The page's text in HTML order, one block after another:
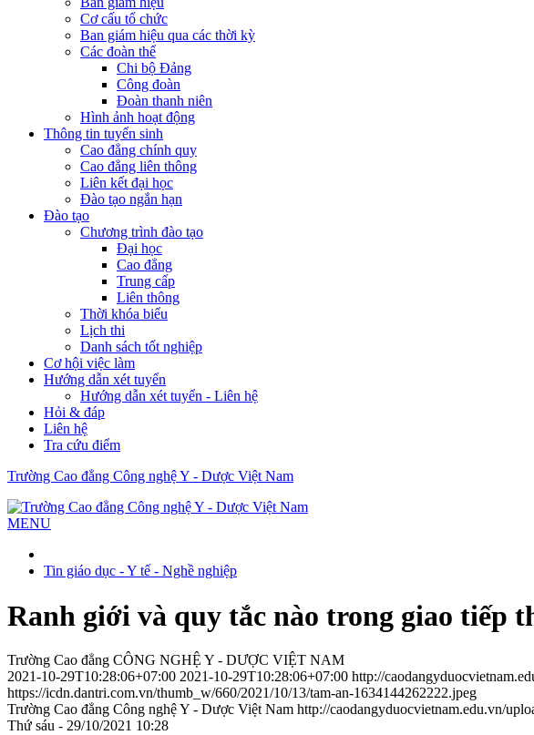
Cơ cấu tổ chức
Ban giám hiệu qua các thời kỳ
Các đoàn thể
Chi bộ Đảng
Công đoàn
Đoàn thanh niên
Hình ảnh hoạt động
Thông tin tuyển sinh
Cao đẳng chính quy
Cao đẳng liên thông
Liên kết đại học
Đào tạo ngắn hạn
Đào tạo
Chương trình đào tạo
Đại học
Cao đẳng
Trung cấp
Liên thông
Thời khóa biểu
Lịch thi
Danh sách tốt nghiệp
Cơ hội việc làm
Hướng dẫn xét tuyển
Hướng dẫn xét tuyển - Liên hệ
Hỏi & đáp
Liên hệ
Tra cứu điểm
Trường Cao đẳng Công nghệ Y - Dược Việt Nam
MENU
Tin giáo dục - Y tế - Nghề nghiệp
Ranh giới và quy tắc nào trong giao tiếp
Trường Cao đẳng CÔNG NGHỆ Y - DƯỢC VIỆT NAM
2021-10-29T10:28:06+07:00 2021-10-29T10:28:06+07:00 http://
https://icdn.dantri.com.vn/thumb_w/660/2021/10/13/tam-an-1634144262222.jpeg
Trường Cao đẳng Công nghệ Y - Dược Việt Nam http://caodangyduocvietnam.edu.vn/
Thứ sáu - 29/10/2021 10:28